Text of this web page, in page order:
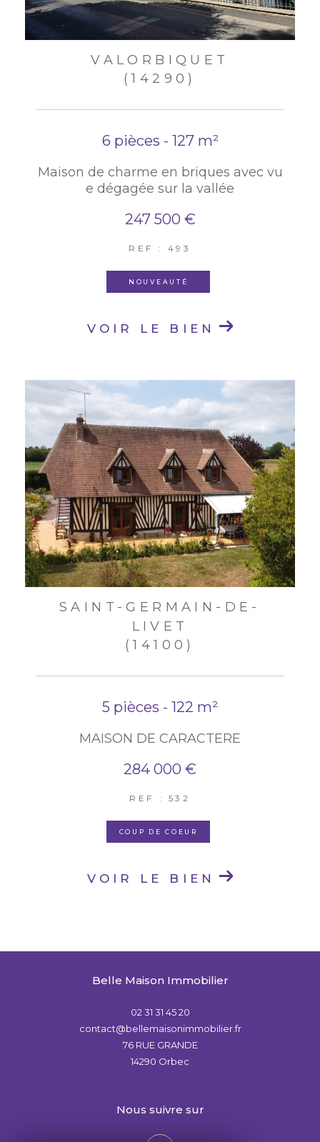
VALORBIQUET
(14290)
6 pièces - 127 m²
Maison de charme en briques avec vu
e dégagée sur la vallée
247 500 €
REF : 493
NOUVEAUTÉ
VOIR LE BIEN
SAINT-GERMAIN-DE-
LIVET
(14100)
5 pièces - 122 m²
MAISON DE CARACTERE
284 000 €
REF : 532
COUP DE COEUR
VOIR LE BIEN
Belle Maison Immobilier
02 31 31 45 20
contact@bellemaisonimmobilier.fr
76 RUE GRANDE
14290
Orbec
nous suivre sur